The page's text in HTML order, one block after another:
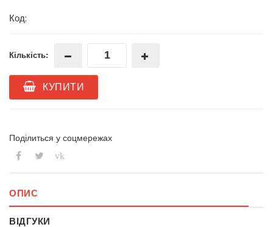
Код:
Кількість:
КУПИТИ
Поділиться у соцмережах
vk
ОПИС
ВІДГУКИ